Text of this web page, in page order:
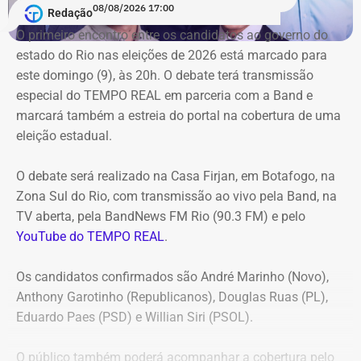
Duque de Caxias anule no prazo de 15 dias o contrato
firmado com a Geo Ambiental para o mesmo fim
(locação de maquinários e equipamentos). Na ocasião, a
Corte ordenou também a suspensão imediata dos
pagamentos decorrentes do acordo milionário, que
ultrapassava R$ 100 milhões.
Montebello Willeman, que apontou uma série de
irregularidades no planejamento da concorrência
eletrônica SRP nº 041/2025 e concluiu que os problemas
comprometem a competitividade do certame e, além
a Secretaria Municipal de Obras e Agricultura e a empresa
vencedora.
Redação08/08/2026 17:00
O primeiro encontro entre os candidatos ao ⁠governo do
estado do Rio nas eleições de 2026 está marcado para
este domingo (9), às 20h. O debate terá transmissão
especial do TEMPO REAL em parceria com a Band e
marcará também a estreia do portal na cobertura de uma
eleição estadual.
O debate será realizado na Casa Firjan, em Botafogo, na
Zona Sul do Rio, com transmissão ao vivo pela Band, na
TV aberta, pela BandNews FM Rio (90.3 FM) e pelo
YouTube do TEMPO REAL.
Os candidatos confirmados são André Marinho (Novo),
Anthony Garotinho (Republicanos), Douglas Ruas (PL),
Eduardo Paes (PSD) e Willian Siri (PSOL).
O público também poderá acompanhar a cobertura pelo